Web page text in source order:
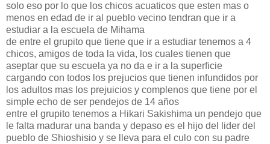
solo eso por lo que los chicos acuaticos que esten mas o
menos en edad de ir al pueblo vecino tendran que ir a
estudiar a la escuela de Mihama
de entre el grupito que tiene que ir a estudiar tenemos a 4
chicos, amigos de toda la vida, los cuales tienen que
aseptar que su escuela ya no da e ir a la superficie
cargando con todos los prejucios que tienen infundidos por
los adultos mas los prejuicios y complenos que tiene por el
simple echo de ser pendejos de 14 años
entre el grupito tenemos a Hikari Sakishima un pendejo que
le falta madurar una banda y depaso es el hijo del lider del
pueblo de Shioshisio y se lleva para el culo con su padre